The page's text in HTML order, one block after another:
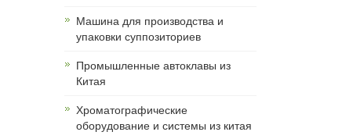
Машина для производства и
упаковки суппозиториев
Промышленные автоклавы из
Китая
Хроматографические
оборудование и системы из китая